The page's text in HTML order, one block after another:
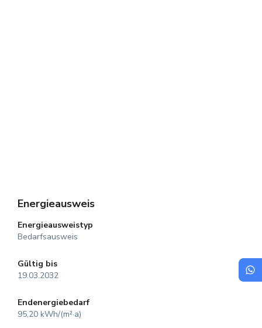
Energieausweis
Energie­ausweistyp
Bedarfsausweis
Gültig bis
19.03.2032
Endenergiebedarf
95,20 kWh/(m²·a)